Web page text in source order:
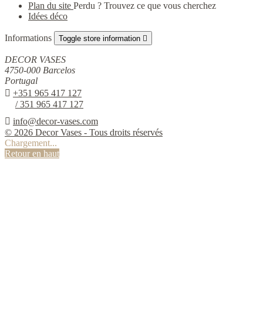
Plan du site Perdu ? Trouvez ce que vous cherchez
Idées déco
Informations Toggle store information 
DECOR VASES
4750-000 Barcelos
Portugal
 +351 965 417 127
/ 351 965 417 127
 info@decor-vases.com
© 2026 Decor Vases - Tous droits réservés
Chargement...
Retour en haut